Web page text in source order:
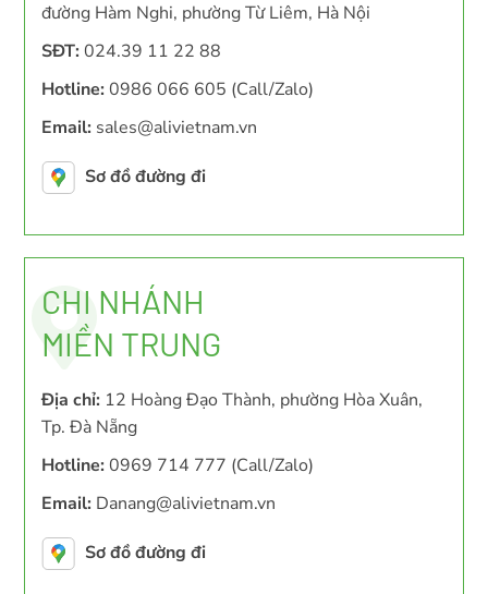
đường Hàm Nghi, phường Từ Liêm, Hà Nội
SĐT: 024.39 11 22 88
Hotline: 0986 066 605 (Call/Zalo)
Email: sales@alivietnam.vn
Sơ đồ đường đi
CHI NHÁNH
MIỀN TRUNG
Địa chỉ: 12 Hoàng Đạo Thành, phường Hòa Xuân,
Tp. Đà Nẵng
Hotline: 0969 714 777 (Call/Zalo)
Email: Danang@alivietnam.vn
Sơ đồ đường đi